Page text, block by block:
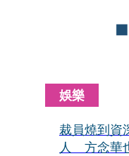
娛樂
裁員燒到資
人 方念華